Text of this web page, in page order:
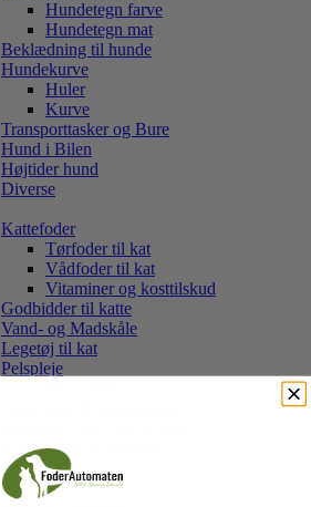
Hundetegn farve
Hundetegn mat
Beklædning til hunde
Hundekurve
Huler
Kurve
Transporttasker og Bure
Hund i Bilen
Højtider hund
Diverse
Kattefoder
Tørfoder til kat
Vådfoder til kat
Vitaminer og kosttilskud
Godbidder til katte
Vand- og Madskåle
Legetøj til kat
Pelspleje
Kattebakker & tilbehør
Højtider kat